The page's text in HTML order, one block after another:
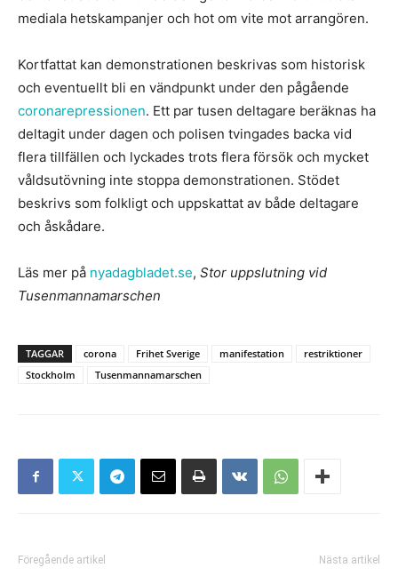
mediala hetskampanjer och hot om vite mot arrangören.
Kortfattat kan demonstrationen beskrivas som historisk
och eventuellt bli en vändpunkt under den pågående
coronarepressionen. Ett par tusen deltagare beräknas ha
deltagit under dagen och polisen tvingades backa vid
flera tillfällen och lyckades trots flera försök och mycket
våldsutövning inte stoppa demonstrationen. Stödet
beskrivs som folkligt och uppskattat av både deltagare
och åskådare.
Läs mer på nyadagbladet.se, Stor uppslutning vid
Tusenmannamarschen
TAGGAR corona Frihet Sverige manifestation
restriktioner
Stockholm
Tusenmannamarschen
Föregående artikel Nästa artikel